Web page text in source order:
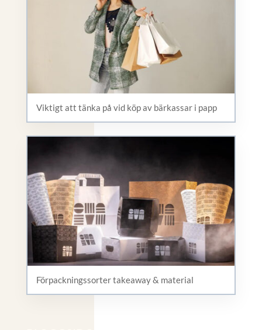
Viktigt att tänka på vid köp av bärkassar i papp
Förpackningssorter takeaway & material